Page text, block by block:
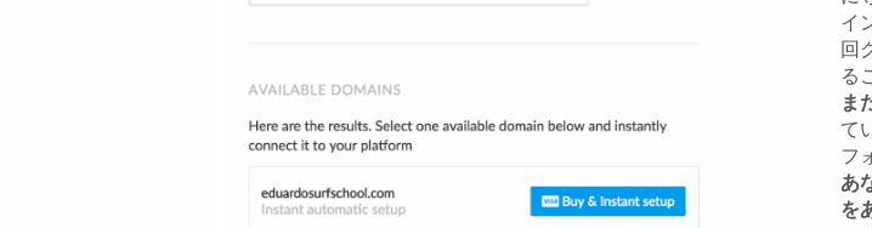
イ
回
る
ま
て
フ
あ
を